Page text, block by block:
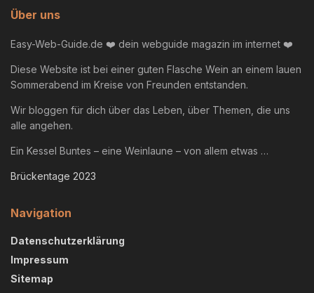
Über uns
Easy-Web-Guide.de ❤️ dein webguide magazin im internet ❤️
Diese Website ist bei einer guten Flasche Wein an einem lauen
Sommerabend im Kreise von Freunden entstanden.
Wir bloggen für dich über das Leben, über Themen, die uns
alle angehen.
Ein Kessel Buntes – eine Weinlaune – von allem etwas …
Brückentage 2023
Navigation
Datenschutzerklärung
Impressum
Sitemap